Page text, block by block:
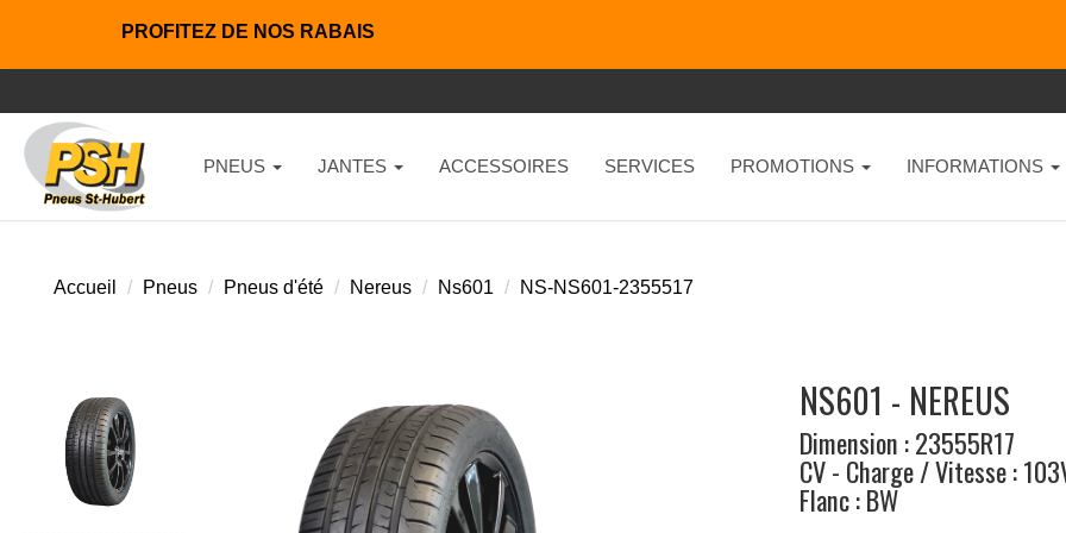
PROFITEZ DE NOS RABAIS
PNEUS JANTES ACCESSOIRES SERVICES PROMOTIONS INFORMATIONS
Accueil Pneus Pneus d'été Nereus Ns601 NS-NS601-2355517
NS601 - NEREUS
Dimension : 23555R17
CV - Charge / Vitesse :
Flanc : BW